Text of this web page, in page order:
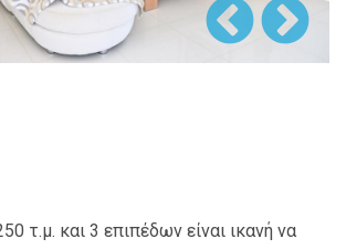
τ.μ. και 3 επιπέδων είναι ικανή να